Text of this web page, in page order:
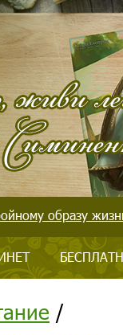
образу
/